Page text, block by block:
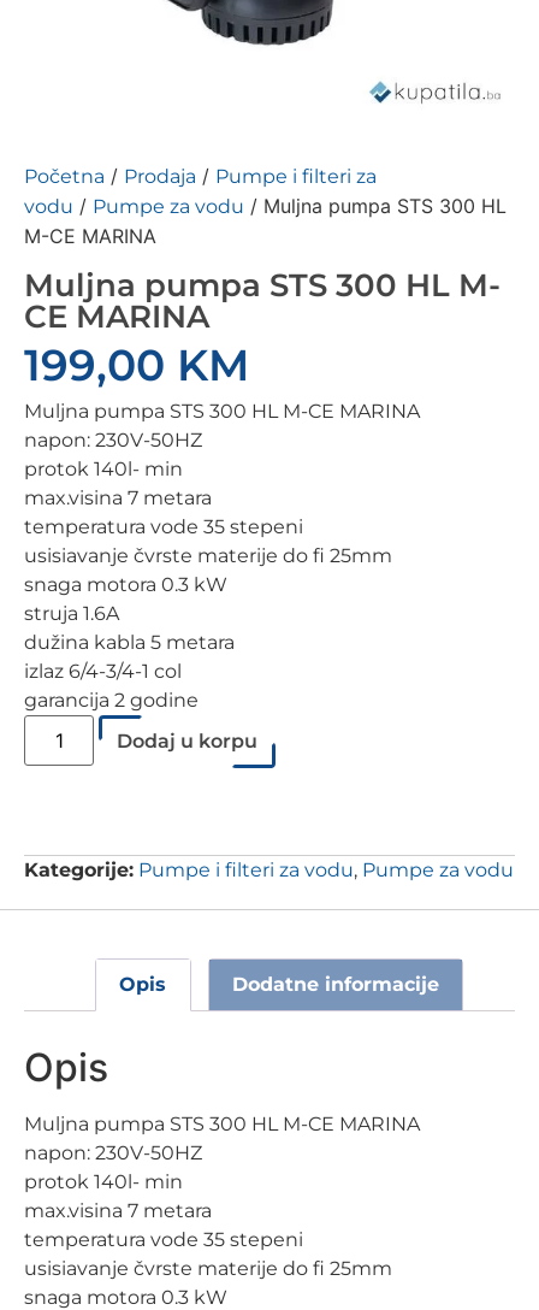
Početna / Prodaja / Pumpe i filteri za
vodu / Pumpe za vodu / Muljna pumpa STS 300 HL
M-CE MARINA
Muljna pumpa STS 300 HL M-
CE MARINA
199,00 KM
Muljna pumpa STS 300 HL M-CE MARINA
napon: 230V-50HZ
protok 140l- min
max.visina 7 metara
temperatura vode 35 stepeni
usisiavanje čvrste materije do fi 25mm
snaga motora 0.3 kW
struja 1.6A
dužina kabla 5 metara
izlaz 6/4-3/4-1 col
garancija 2 godine
Dodaj u korpu
Kategorije: Pumpe i filteri za vodu, Pumpe za vodu
Opis Dodatne informacije
Opis
Muljna pumpa STS 300 HL M-CE MARINA
napon: 230V-50HZ
protok 140l- min
max.visina 7 metara
temperatura vode 35 stepeni
usisiavanje čvrste materije do fi 25mm
snaga motora 0.3 kW